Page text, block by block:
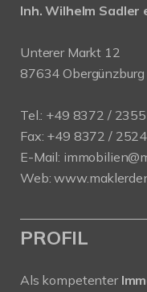
Inh. Wilhelm Sadler
Unterer Markt 12
87634 Obergünzburg
Tel.: +49 8372 / 2355
Fax: +49 8372 / 2524
E-Mail:
Web:
PROFIL
Als kompetenter